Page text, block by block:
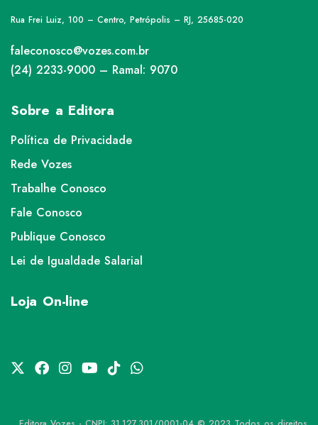
Rua Frei Luiz, 100 – Centro, Petrópolis – RJ, 25685-020
faleconosco@vozes.com.br
(24) 2233-9000 – Ramal: 9070
Sobre a Editora
Política de Privacidade
Rede Vozes
Trabalhe Conosco
Fale Conosco
Publique Conosco
Lei de Igualdade Salarial
Loja On-line